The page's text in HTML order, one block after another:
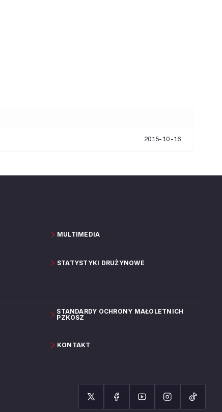
2015-10-16
MULTIMEDIA
STATYSTYKI DRUŻYNOWE
STANDARDY OCHRONY MAŁOLETNICH
PZKOSZ
KONTAKT